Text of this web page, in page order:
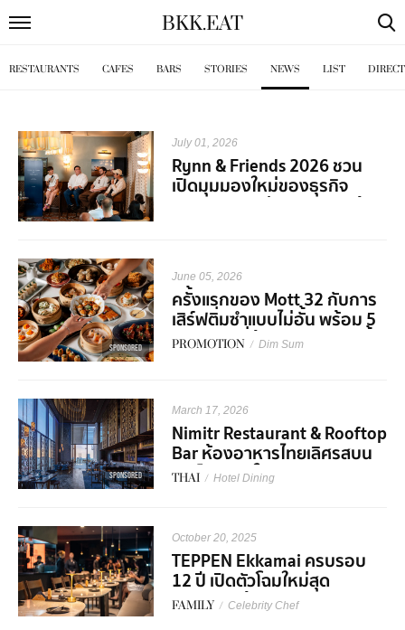
BKK.EAT
RESTAURANTS CAFES BARS STORIES NEWS LIST
July 01, 2026
Rynn & Friends 2026 ชวน
เปิดมุมมองใหม่ของธุรกิจ
Hospitality ผ่านเสียงจากผู้
SPONSORED
June 05, 2026
ครั้งแรกของ Mott 32 กับการ
เสิร์ฟติ่มซำแบบไม่อั้น พร้อม 5
คอร์สเมนูที่ต้องมาลองสักครั้ง
PROMOTION / Dim Sum
SPONSORED
March 17, 2026
Nimitr Restaurant & Rooftop
Bar ห้องอาหารไทยเลิศรสบน
รูฟท็อปบาร์ใจกลางเมือง
THAI / Hotel Dining
October 20, 2025
TEPPEN Ekkamai ครบรอบ
12 ปี เปิดตัวโฉมใหม่สุด
พรีเมียมพร้อม Collaboration
FAMILY / Celebrity Chef